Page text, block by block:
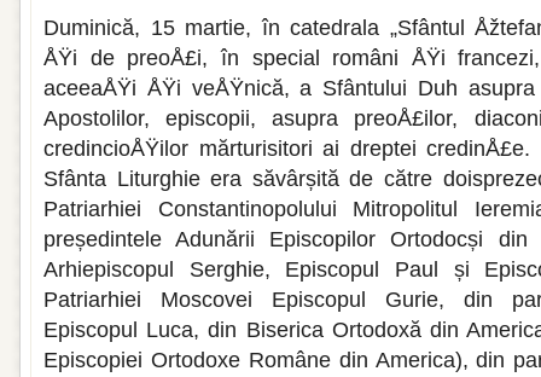
Duminică, 15 martie, în catedrala „Sfântul
ÅŸi de preoÅ£i, în special români ÅŸi
aceeaÅŸi ÅŸi veÅŸnică, a Sfântului Duh
Apostolilor, episcopii, asupra preoÅ£ilor,
credincioÅŸilor mărturisitori ai dreptei credinÅ£e.
Sfânta Liturghie era săvârșită de către
Patriarhiei Constantinopolului Mitropolitul
președintele Adunării Episcopilor Ortodocși
Arhiepiscopul Serghie, Episcopul Paul și
Patriarhiei Moscovei Episcopul Gurie, din
Episcopul Luca, din Biserica Ortodoxă din
Episcopiei Ortodoxe Române din America), din